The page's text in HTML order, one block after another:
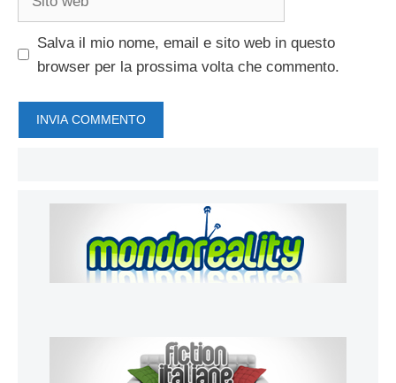
Salva il mio nome, email e sito web in questo
browser per la prossima volta che commento.